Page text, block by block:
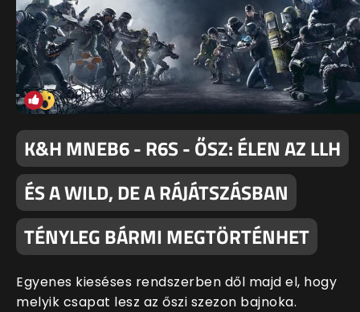
K&H MNEB6 - R6S - ŐSZ: ÉLEN AZ LLH
ÉS A WILD, DE A RÁJÁTSZÁSBAN
TÉNYLEG BÁRMI MEGTÖRTÉNHET
Egyenes kieséses rendszerben dől majd el, hogy
melyik csapat lesz az őszi szezon bajnoka.